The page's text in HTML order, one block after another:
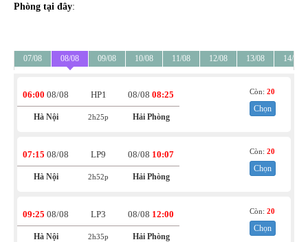
Phòng tại đây:
07/08 08/08 09/08 10/08 11/08 12/08 13/08 14/08
06:00 08/08
Hà Nội
HP1
2h25p
08/08 08:25
Hải Phòng
Còn:20
Chọn
07:15 08/08
Hà Nội
LP9
2h52p
08/08 10:07
Hải Phòng
Còn:20
Chọn
09:25 08/08
Hà Nội
LP3
2h35p
08/08 12:00
Hải Phòng
Còn:20
Chọn